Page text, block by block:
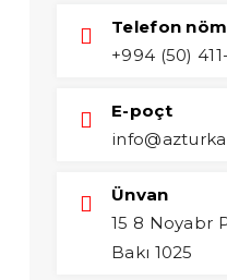
Telefon
+994 (50) 411-
E-poçt
Ünvan
15 8 Noyabr
Bakı 1025